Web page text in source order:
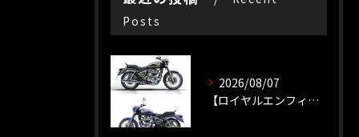
Posts
2026/08/07
【ロイヤルエンフィールド】【新車種】